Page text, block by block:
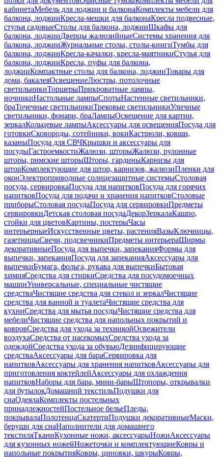
кабинетаМебель для лоджии и балконаКомплекты мебели для
балкона, лоджииКресла-мешки для балконаКресла подвесные,
стулья садовыеСтолы для балкона, лоджииШкафы для
балкона, лоджииДверцы жалюзийныеСистемы хранения для
балкона, лоджииЖурнальные столы, столы-книгиТумбы для
балкона, лоджииКресла-качалки, кресла-маятникиСтулья для
балкона, лоджииКресла, пуфы для балкона,
лоджииКомпактные столы для балкона, лоджииТовары для
дома, бакалеяОсвещениеЛюстры, потолочные
светильникиТоршерыПрикроватные лампы,
ночникиНастольные лампыСпотыНастенные светильники,
браТочечные светильникиТрековые светильникиУличные
светильники, фонари, браЛампыОсвещение для картин,
зеркалКольцевые лампыАксессуары для освещенияПосуда для
готовкиСковороды, сотейники, вокиКастрюли, ковши,
казаныПосуда для СВЧКрышки и аксессуары для
посудыГастроемкостиЖалюзи, шторыЖалюзи, рулонные
шторы, римские шторыШторы, гардиныКарнизы для
шторКомплектующие для штор, карнизов, жалюзиПленки для
оконЭлектроприводные солнцезащитные системыСтоловая
посуда, сервировкаПосуда для напитковПосуда для горячих
напитковПосуда для подачи и хранения напитковСтоловые
приборыСтоловая посудаПосуда для сервировкиПредметы
сервировкиДетская столовая посудаДекорЗеркалаКашпо,
стойки для цветовКартины, постерыЧасы
интерьерныеИскусственные цветы, растенияВазыКлючницы,
газетницыСвечи, подсвечникиПредметы интерьераШирмы
декоративныеПосуда для выпечки, запеканияФормы для
выпечки, запеканияПосуда для запеканияАксессуары для
выпечкиБумага, фольга, рукава для выпечкиБытовая
химияСредства для стиркиСредства для посудомоечных
машинУниверсальные, специальные чистящие
средстваЧистящие средства для стекол и зеркалЧистящие
средства для ванной и туалетаЧистящие средства для
кухниСредства для мытья посудыЧистящие средства для
мебелиЧистящие средства для напольных покрытий и
ковровСредства для ухода за техникойОсвежители
воздухаСредства от насекомыхСредства ухода за
одеждойСредства ухода за обувьюДезинфицирующие
средстваАксессуары для бараСервировка для
напитковАксессуары для хранения напитковАксессуары для
приготовления коктейлейАксессуары для охлаждения
напитковНаборы для бара, мини-барыШтопоры, открывалки
для бутылокДомашний текстильПодушки для
снаОдеялаКомплекты постельных
принадлежностейПостельное бельеПледы,
покрывалаПолотенцаСкатертиПодушки декоративныеМаски,
беруши для снаНаполнители для домашнего
текстиляТканиКухонные ножи, аксессуарыНожиАксессуары
для кухонных ножейНожеточки и комплектующиеКовры и
напольные покрытияКовры, циновки, шкурыКовры,